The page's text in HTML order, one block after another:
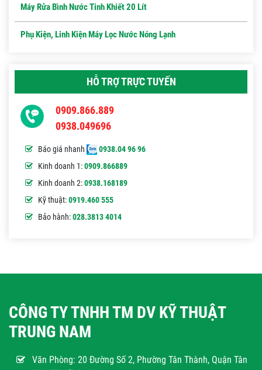
Máy Rửa Bình Nước Tinh Khiết 20 Lít
Phụ Kiện, Linh Kiện Máy Lọc Nước Nóng Lạnh
HỖ TRỢ TRỰC TUYẾN
0909.866.889
0938.049696
Báo giá nhanh
0938.04 96 96
Kinh doanh 1:0909.866889
Kinh doanh 2:0938.168189
Kỹ thuật:0919.460 555
Bảo hành:028.3813 4014
CÔNG TY TNHH TM DV KỸ THUẬT
TRUNG NAM
Văn Phòng: 20 Đường Số 2, Phường Tân Thành, Quận Tân